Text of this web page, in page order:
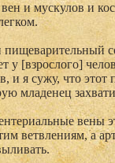
и мускулов и
у [взрослого]
и я сужу, что
младенец
вены
ветвлениям, а